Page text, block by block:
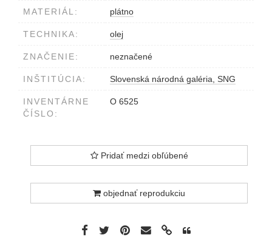
MATERIÁL: plátno
TECHNIKA: olej
ZNAČENIE: neznačené
INŠTITÚCIA: Slovenská národná galéria, SNG
INVENTÁRNE
ČÍSLO:
O 6525
Pridať medzi obľúbené
objednať reprodukciu